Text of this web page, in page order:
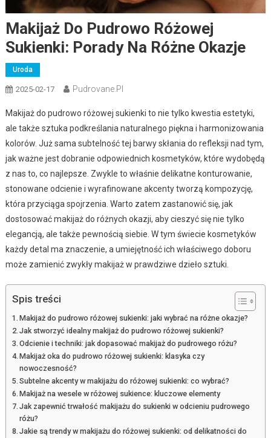
Makijaż Do Pudrowo Różowej
Sukienki: Porady Na Różne Okazje
Uroda
2025-02-17 Pudrovane.pl
Makijaż do pudrowo różowej sukienki to nie tylko kwestia estetyki,
ale także sztuka podkreślania naturalnego piękna i harmonizowania
kolorów. Już sama subtelność tej barwy skłania do refleksji nad tym,
jak ważne jest dobranie odpowiednich kosmetyków, które wydobędą
z nas to, co najlepsze. Zwykle to właśnie delikatne konturowanie,
stonowane odcienie i wyrafinowane akcenty tworzą kompozycję,
która przyciąga spojrzenia. Warto zatem zastanowić się, jak
dostosować makijaż do różnych okazji, aby cieszyć się nie tylko
elegancją, ale także pewnością siebie. W tym świecie kosmetyków
każdy detal ma znaczenie, a umiejętność ich właściwego doboru
może zamienić zwykły makijaż w prawdziwe dzieło sztuki.
Spis treści
Makijaż do pudrowo różowej sukienki: jaki wybrać na różne okazje?
Jak stworzyć idealny makijaż do pudrowo różowej sukienki?
Odcienie i techniki: jak dopasować makijaż do pudrowego różu?
Makijaż oka do pudrowo różowej sukienki: klasyka czy
nowoczesność?
Subtelne akcenty w makijażu do różowej sukienki: co wybrać?
Makijaż na wesele w różowej sukience: kluczowe elementy
Jak zapewnić trwałość makijażu do sukienki w odcieniu pudrowego
różu?
Jakie są trendy w makijażu do różowej sukienki: od delikatności do